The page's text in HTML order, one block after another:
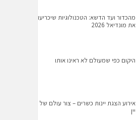
מהכדור ועד הדשא: הטכנולוגיות שיכריעו
את מונדיאל 2026
היקום כפי שמעולם לא ראינו אותו
אירוע הצגת יינות כשרים – צור עולם של
יין